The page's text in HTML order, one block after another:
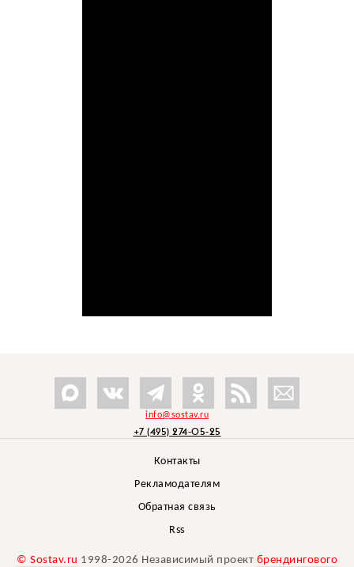
info@sostav.ru
+7 (495) 274-05-25
Контакты
Рекламодателям
Обратная связь
Rss
© Sostav.ru 1998-2026 Независимый проект брендингового